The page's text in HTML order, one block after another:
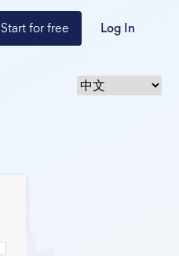
Start for free Log In